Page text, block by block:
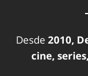
Desde 2010,
cine,